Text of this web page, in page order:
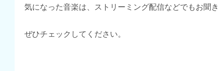
気になった音楽は、ストリーミング配信などでもお聞
ぜひチェックしてください。